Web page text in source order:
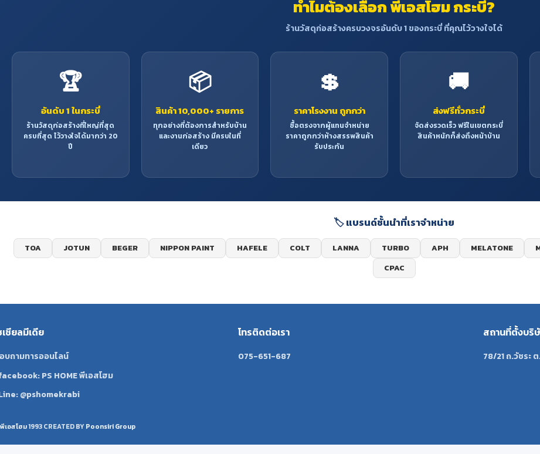
ทำไมต้องเลือก พีเอสโฮม กระบี่?
ร้านวัสดุก่อสร้างครบวงจรอันดับ 1 ของกระบี่ ที่คุณไว้วางใจได้
🏆
อันดับ 1 ในกระบี่
ร้านวัสดุก่อสร้างที่ใหญ่ที่สุด
ครบที่สุด ไว้วางใจได้มากว่า 20
ปี
📦
สินค้า 10,000+ รายการ
ทุกอย่างที่ต้องการสำหรับบ้าน
และงานก่อสร้าง มีครบในที่
เดียว
💲
ราคาโรงงาน ถูกกว่า
ซื้อตรงจากผู้แทนจำหน่าย
ราคาถูกกว่าห้างสรรพสินค้า
รับประกัน
🚚
ส่งฟรีทั่วกระบี่
จัดส่งรวดเร็ว ฟรีในเขตกระบี่
สินค้าหนักก็ส่งถึงหน้าบ้าน
🏷️ แบรนด์ชั้นนำที่เราจำหน่าย
TOA JOTUN BEGER NIPPON PAINT HAFELE COLT LANNA TURBO APH MELATONE
CPAC
เชียลมีเดีย
บถามทารออนไลน์
PS HOME พีเอสโฮม
@pshomekrabi
โทรติดต่อเรา
075-651-687
สถานที่ตั้งบริ
78/21 ถ.วัชระ
พีเอสโฮม1993 CREATED BYPoonsiri Group